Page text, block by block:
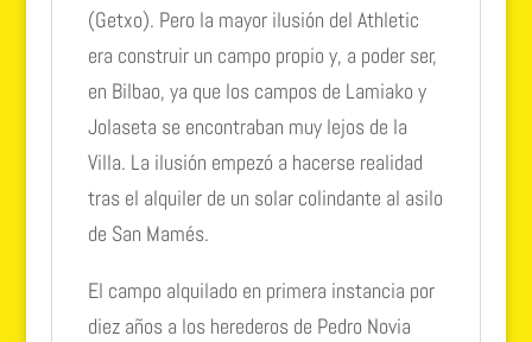
(Getxo). Pero la mayor ilusión del Athletic
era construir un campo propio y, a poder ser,
en Bilbao, ya que los campos de Lamiako y
Jolaseta se encontraban muy lejos de la
Villa. La ilusión empezó a hacerse realidad
tras el alquiler de un solar colindante al asilo
de San Mamés.
El campo alquilado en primera instancia por
diez años a los herederos de Pedro Novia